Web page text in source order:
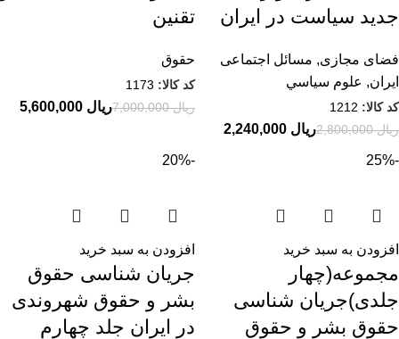
جدید سیاست در ایران
فضای مجازی, مسائل اجتماعی
ایران, علوم سياسي
کد کالا: 1212
ریال2,800,000 ریال
تقنین
حقوق
کد کالا: 1173
ریال7,000,000 ریال
-25%
افزودن به سبد خرید
مجموعه(چهار
جلدی)جریان شناسی
حقوق بشر و حقوق
-20%
افزودن به سبد خرید
جریان شناسی حقوق
بشر و حقوق شهروندی
در ایران جلد چهارم